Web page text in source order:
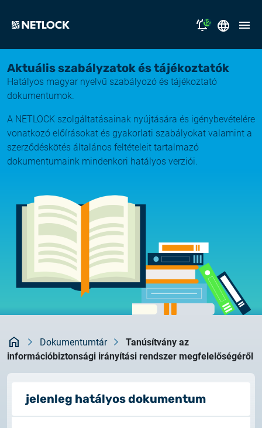
megoldásaink
támogatás
miért a NETLOCK?
NL Campus
bejelentkezés
dokumentumtár
12
Nyitvatartási tájékoztató
2026.07.17.
Tájékoztatás átmeneti e-mail kézbesítési
fennakadásról
2026.07.14.
2026.06.22.
Rendszerfrissítés
2026.06.04.
Rendszerfrissítés
2026.05.27.
Rendszerfrissítés
Fontos tájékoztató – Certum tanúsítványok
érvényességi idejének változása
Magyar
Aktuális szabályzatok és tájékoztatók
Hatályos magyar nyelvű szabályozó és tájékoztató
dokumentumok.
A NETLOCK szolgáltatásainak nyújtására és igénybevételére
vonatkozó előírásokat és gyakorlati szabályokat valamint a
szerződéskötés általános feltételeit tartalmazó
dokumentumaink mindenkori hatályos verziói.
KezdőlapDokumentumtár
Tanúsítvány az
információbiztonsági irányítási rendszer megfelelőségéről
jelenleg hatályos dokumentum